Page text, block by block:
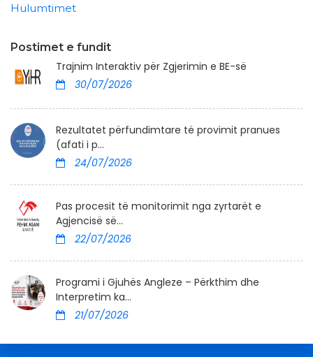
Hulumtimet
Postimet e fundit
Trajnim Interaktiv për Zgjerimin e BE-së
30/07/2026
Rezultatet përfundimtare të provimit pranues
(afati i p...
24/07/2026
Pas procesit të monitorimit nga zyrtarët e
Agjencisë së...
22/07/2026
Programi i Gjuhës Angleze – Përkthim dhe
Interpretim ka...
21/07/2026